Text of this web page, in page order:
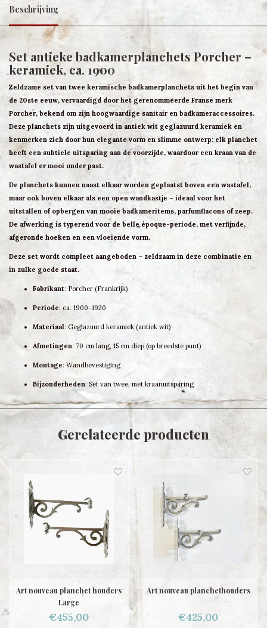
Beschrijving
Set antieke badkamerplanchets Porcher –
keramiek, ca. 1900
Zeldzame set van twee keramische badkamerplanchets uit het begin van
de 20ste eeuw, vervaardigd door het gerenommeerde Franse merk
Porcher, bekend om zijn hoogwaardige sanitair en badkameraccessoires.
Deze planchets zijn uitgevoerd in antiek wit geglazuurd keramiek en
kenmerken zich door hun elegante vorm en slimme ontwerp: elk planchet
heeft een subtiele uitsparing aan de voorzijde, waardoor een kraan van de
wastafel er mooi onder past.
De planchets kunnen naast elkaar worden geplaatst boven een wastafel,
maar ook boven elkaar als een open wandkastje – ideaal voor het
uitstallen of opbergen van mooie badkameritems, parfumflacons of zeep.
De afwerking is typerend voor de belle époque-periode, met verfijnde,
afgeronde hoeken en een vloeiende vorm.
Deze set wordt compleet aangeboden – zeldzaam in deze combinatie en
in zulke goede staat.
Fabrikant: Porcher (Frankrijk)
Periode: ca. 1900–1920
Materiaal: Geglazuurd keramiek (antiek wit)
Afmetingen: 70 cm lang, 15 cm diep (op breedste punt)
Montage: Wandbevestiging
Bijzonderheden: Set van twee, met kraanuitsparing
Gerelateerde producten
Art nouveau planchet houders
Large
€455,00
Art nouveau planchethouders
€425,00